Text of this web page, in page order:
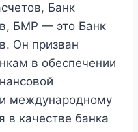
Банк
БМР — это Банк
Он призван
в обеспечении
международному
в качестве банка